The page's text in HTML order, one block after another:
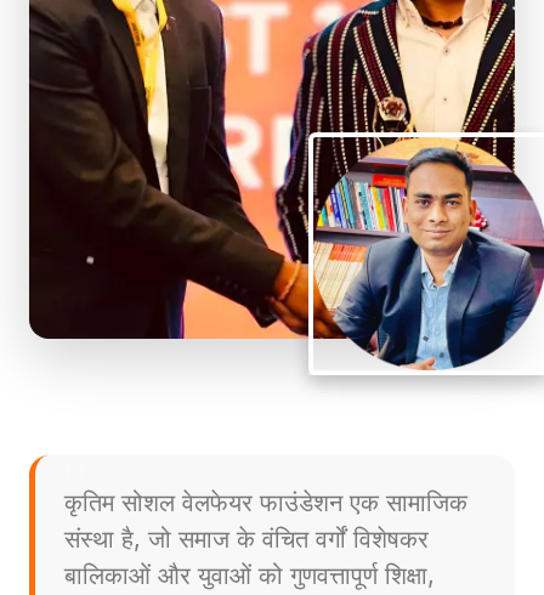
कृतिम सोशल वेलफेयर फाउंडेशन एक सामाजिक
संस्था है, जो समाज के वंचित वर्गों विशेषकर
बालिकाओं और युवाओं को गुणवत्तापूर्ण शिक्षा,